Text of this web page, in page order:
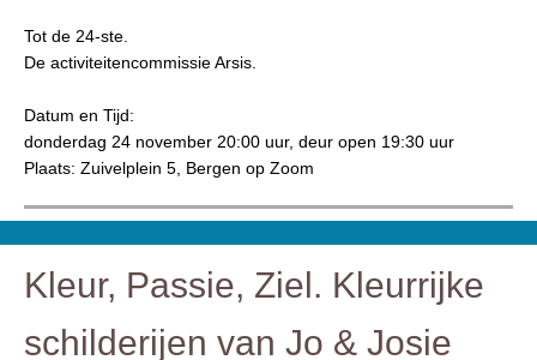
Tot de 24-ste.
De activiteitencommissie Arsis.
Datum en Tijd:
donderdag 24 november 20:00 uur, deur open 19:30 uur
Plaats: Zuivelplein 5, Bergen op Zoom
Kleur, Passie, Ziel. Kleurrijke
schilderijen van Jo & Josie